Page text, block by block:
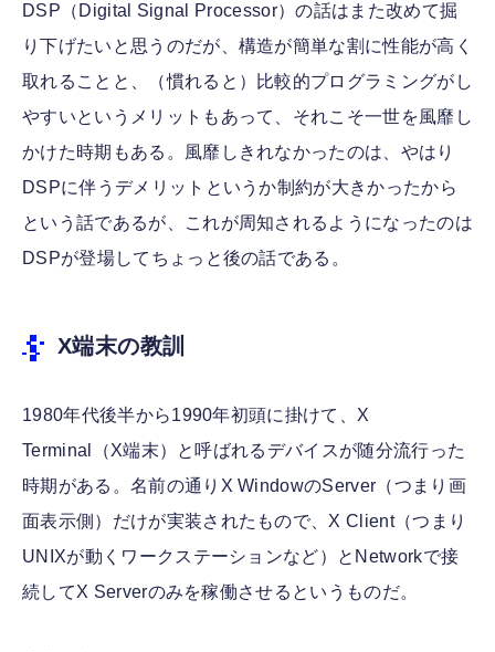
DSP（Digital Signal Processor）の話はまた改めて掘
り下げたいと思うのだが、構造が簡単な割に性能が高く
取れることと、（慣れると）比較的プログラミングがし
やすいというメリットもあって、それこそ一世を風靡し
かけた時期もある。風靡しきれなかったのは、やはり
DSPに伴うデメリットというか制約が大きかったから
という話であるが、これが周知されるようになったのは
DSPが登場してちょっと後の話である。
X端末の教訓
1980年代後半から1990年初頭に掛けて、X
Terminal（X端末）と呼ばれるデバイスが随分流行った
時期がある。名前の通りX WindowのServer（つまり画
面表示側）だけが実装されたもので、X Client（つまり
UNIXが動くワークステーションなど）とNetworkで接
続してX Serverのみを稼働させるというものだ。